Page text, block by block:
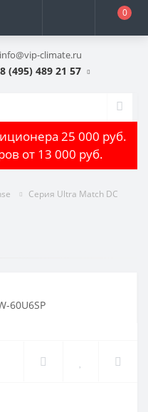
0
info@vip-climate.ru
8 (495) 489 21 57
25 000 руб.
от 13 000 руб.
Серия Ultra Match DC